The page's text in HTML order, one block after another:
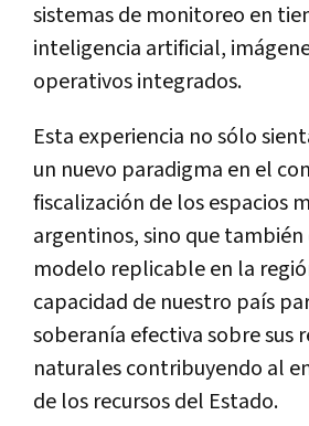
sistemas de monitoreo en
inteligencia artificial,
operativos integrados.
Esta experiencia no sólo
un nuevo paradigma en el
fiscalización de los espacios
argentinos, sino que
modelo replicable en la
capacidad de nuestro país
soberanía efectiva sobre sus
naturales contribuyendo al
de los recursos del Estado.